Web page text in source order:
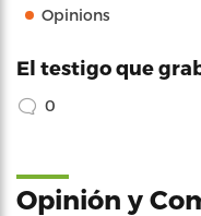
Opinions
El testigo que
0
Opinión y